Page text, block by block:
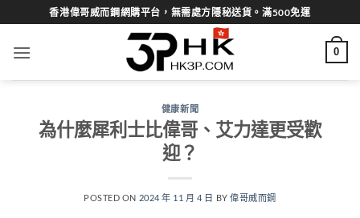
to
content
香港偉哥威而鋼網購平台，無需處方隱秘送貨。滿500免運
0
健康新聞
為什麼犀利士比偉哥、艾力達更受歡
迎？
POSTED ON 2024 年 11 月 4 日 BY偉哥威而鋼